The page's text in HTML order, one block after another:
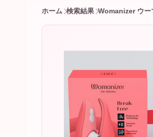
ホーム 検索結果 Womanizer ウー